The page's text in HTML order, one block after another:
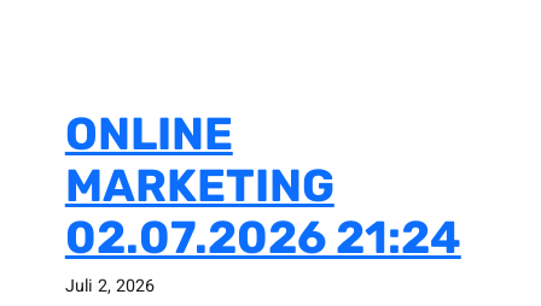
ONLINE
MARKETING
02.07.2026 21:24
Juli 2, 2026